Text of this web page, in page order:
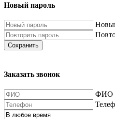
Новый пароль
Сохранить
Заказать звонок
ФИО